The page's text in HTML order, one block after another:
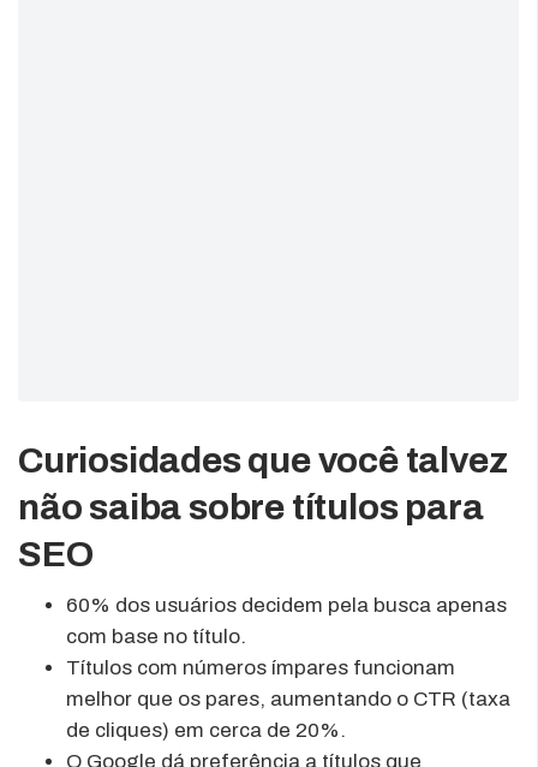
Curiosidades que você talvez
não saiba sobre títulos para
SEO
60% dos usuários decidem pela busca apenas
com base no título.
Títulos com números ímpares funcionam
melhor que os pares, aumentando o CTR (taxa
de cliques) em cerca de 20%.
O Google dá preferência a títulos que